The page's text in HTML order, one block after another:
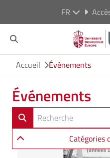
FR
Accueil Événements
Événements
Catégories